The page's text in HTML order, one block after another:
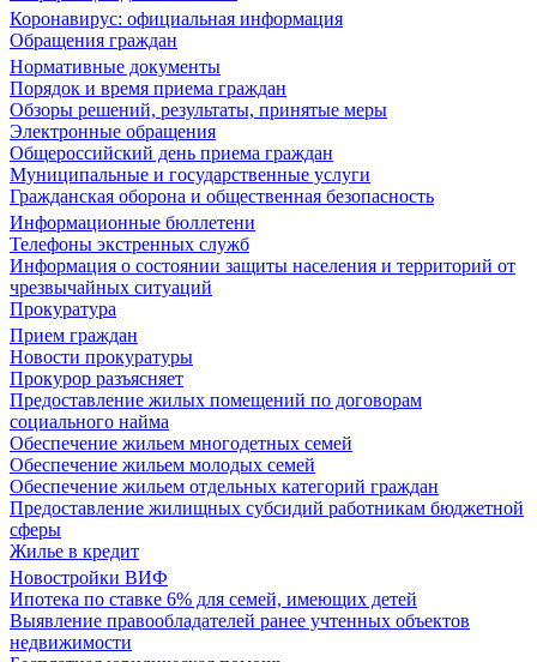
Коронавирус: официальная информация
Обращения граждан
Нормативные документы
Порядок и время приема граждан
Обзоры решений, результаты, принятые меры
Электронные обращения
Общероссийский день приема граждан
Муниципальные и государственные услуги
Гражданская оборона и общественная безопасность
Информационные бюллетени
Телефоны экстренных служб
Информация о состоянии защиты населения и территорий от
чрезвычайных ситуаций
Прокуратура
Прием граждан
Новости прокуратуры
Прокурор разъясняет
Предоставление жилых помещений по договорам
социального найма
Обеспечение жильем многодетных семей
Обеспечение жильем молодых семей
Обеспечение жильем отдельных категорий граждан
Предоставление жилищных субсидий работникам бюджетной
сферы
Жилье в кредит
Новостройки ВИФ
Ипотека по ставке 6% для семей, имеющих детей
Выявление правообладателей ранее учтенных объектов
недвижимости